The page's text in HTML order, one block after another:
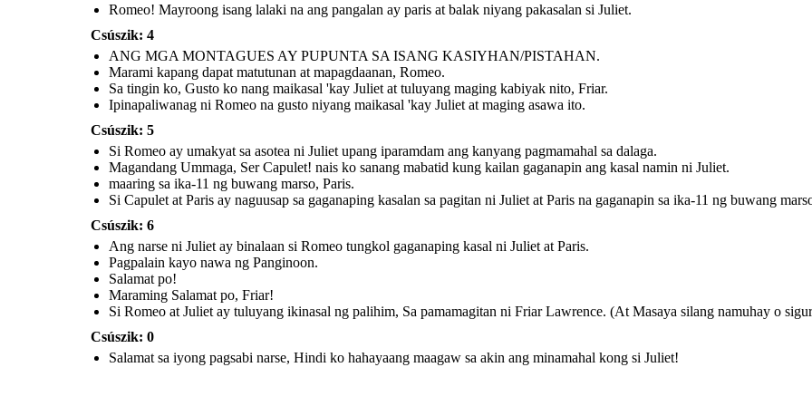
Romeo! Mayroong isang lalaki na ang pangalan ay paris at balak niyang pakasalan si Juliet.
Csúszik: 4
ANG MGA MONTAGUES AY PUPUNTA SA ISANG KASIYHAN/PISTAHAN.
Marami kapang dapat matutunan at mapagdaanan, Romeo.
Sa tingin ko, Gusto ko nang maikasal 'kay Juliet at tuluyang maging kabiyak nito, Friar.
Ipinapaliwanag ni Romeo na gusto niyang maikasal 'kay Juliet at maging asawa ito.
Csúszik: 5
Si Romeo ay umakyat sa asotea ni Juliet upang iparamdam ang kanyang pagmamahal sa dalaga.
Magandang Ummaga, Ser Capulet! nais ko sanang mabatid kung kailan gaganapin ang kasal namin ni Juliet.
maaring sa ika-11 ng buwang marso, Paris.
Si Capulet at Paris ay naguusap sa gaganaping kasalan sa pagitan ni Juliet at Paris na gaganapin sa ika-11 ng buwang
Csúszik: 6
Ang narse ni Juliet ay binalaan si Romeo tungkol gaganaping kasal ni Juliet at Paris.
Pagpalain kayo nawa ng Panginoon.
Salamat po!
Maraming Salamat po, Friar!
Si Romeo at Juliet ay tuluyang ikinasal ng palihim, Sa pamamagitan ni Friar Lawrence. (At Masaya silang namuhay o
Csúszik: 0
Salamat sa iyong pagsabi narse, Hindi ko hahayaang maagaw sa akin ang minamahal kong si Juliet!